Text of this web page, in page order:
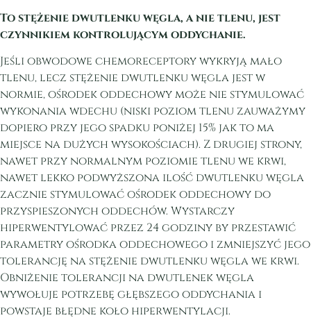
To stężenie dwutlenku węgla, a nie tlenu, jest
czynnikiem kontrolującym oddychanie.
Jeśli obwodowe chemoreceptory wykryją mało
tlenu, lecz stężenie dwutlenku węgla jest w
normie, ośrodek oddechowy może nie stymulować
wykonania wdechu (niski poziom tlenu zauważymy
dopiero przy jego spadku poniżej 15% jak to ma
miejsce na dużych wysokościach). Z drugiej strony,
nawet przy normalnym poziomie tlenu we krwi,
nawet lekko podwyższona ilość dwutlenku węgla
zacznie stymulować ośrodek oddechowy do
przyspieszonych oddechów. Wystarczy
hiperwentylować przez 24 godziny by przestawić
parametry ośrodka oddechowego i zmniejszyć jego
tolerancję na stężenie dwutlenku węgla we krwi.
Obniżenie tolerancji na dwutlenek węgla
wywołuje potrzebę głębszego oddychania i
powstaje błędne koło hiperwentylacji.